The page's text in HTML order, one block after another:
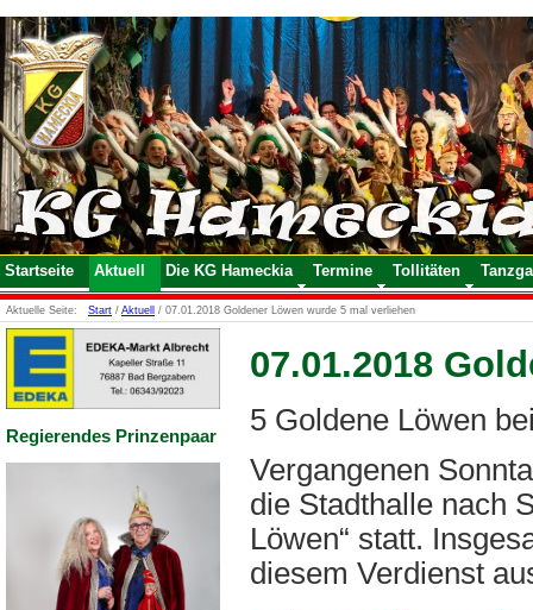
Startseite Aktuell Die KG Hameckia Termine Tollitäten
Aktuelle Seite: Start / Aktuell / 07.01.2018 Goldener Löwen wurde 5 mal verliehen
Regierendes Prinzenpaar
07.01.2018
5 Goldene Löwen
Vergangenen
die Stadthalle nach
Löwen“ statt.
diesem Verdienst